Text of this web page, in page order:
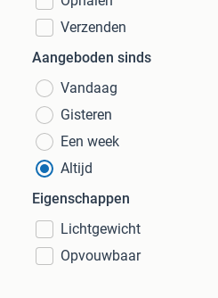
Verzenden
Aangeboden sinds
Vandaag
Gisteren
Een week
Altijd
Eigenschappen
Lichtgewicht
Opvouwbaar